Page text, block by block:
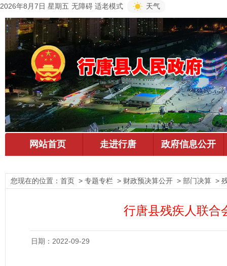
2026年8月7日 星期五 无障碍 适老模式 天气
您现在的位置： 首页 > 专题专栏 > 财政预决算公开 > 部门决算 >
行唐县残疾人联合
日期：2022-09-29